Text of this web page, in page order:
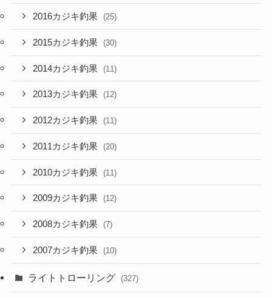
2016カジキ釣果 (25)
2015カジキ釣果 (30)
2014カジキ釣果 (11)
2013カジキ釣果 (12)
2012カジキ釣果 (11)
2011カジキ釣果 (20)
2010カジキ釣果 (11)
2009カジキ釣果 (12)
2008カジキ釣果 (7)
2007カジキ釣果 (10)
ライトトローリング (327)